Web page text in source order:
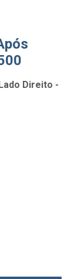
Direito -